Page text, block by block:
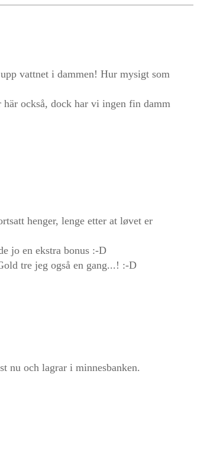
vattnet i dammen! Hur mysigt som
också, dock har vi ingen fin damm
henger, lenge etter at løvet er
jo en ekstra bonus :-D
tre jeg også en gang...! :-D
nu och lagrar i minnesbanken.